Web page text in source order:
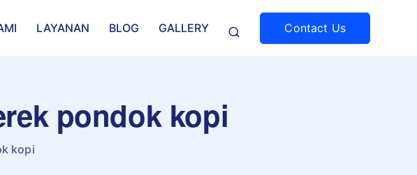
LAYANAN BLOG GALLERY Contact Us
pondok kopi
kopi